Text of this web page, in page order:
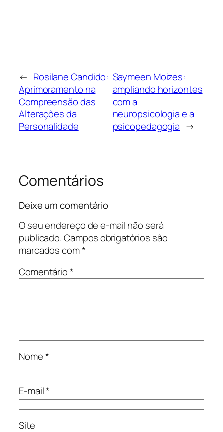
← Rosilane Candido:
Aprimoramento na
Compreensão das
Alterações da
Personalidade
Saymeen Moizes:
ampliando horizontes
com a
neuropsicologia e a
psicopedagogia →
Comentários
Deixe um comentário
O seu endereço de e-mail não será
publicado.Campos obrigatórios são
marcados com*
Comentário*
Nome*
E-mail*
Site